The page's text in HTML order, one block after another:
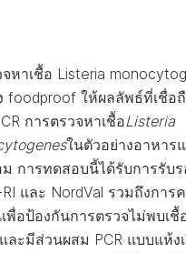
หาเชื้อ Listeria
foodproof ให้ผลลัพธ์ที่เชื่อ
การตรวจหาเชื้อListeria
ในตัวอย่างอาหาร
การทดสอบนี้ได้รับการรับร
RI และ NordVal รวมถึงการ
พื่อป้องกันการตรวจไม่พบเชื้
ละมีส่วนผสม PCR แบบแห้ง